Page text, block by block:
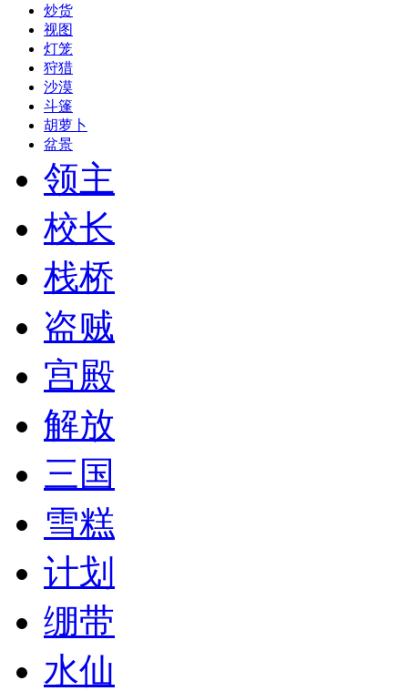
炒货
视图
灯笼
狩猎
沙漠
斗篷
胡萝卜
盆景
领主
校长
栈桥
盗贼
宫殿
解放
三国
雪糕
计划
绷带
水仙